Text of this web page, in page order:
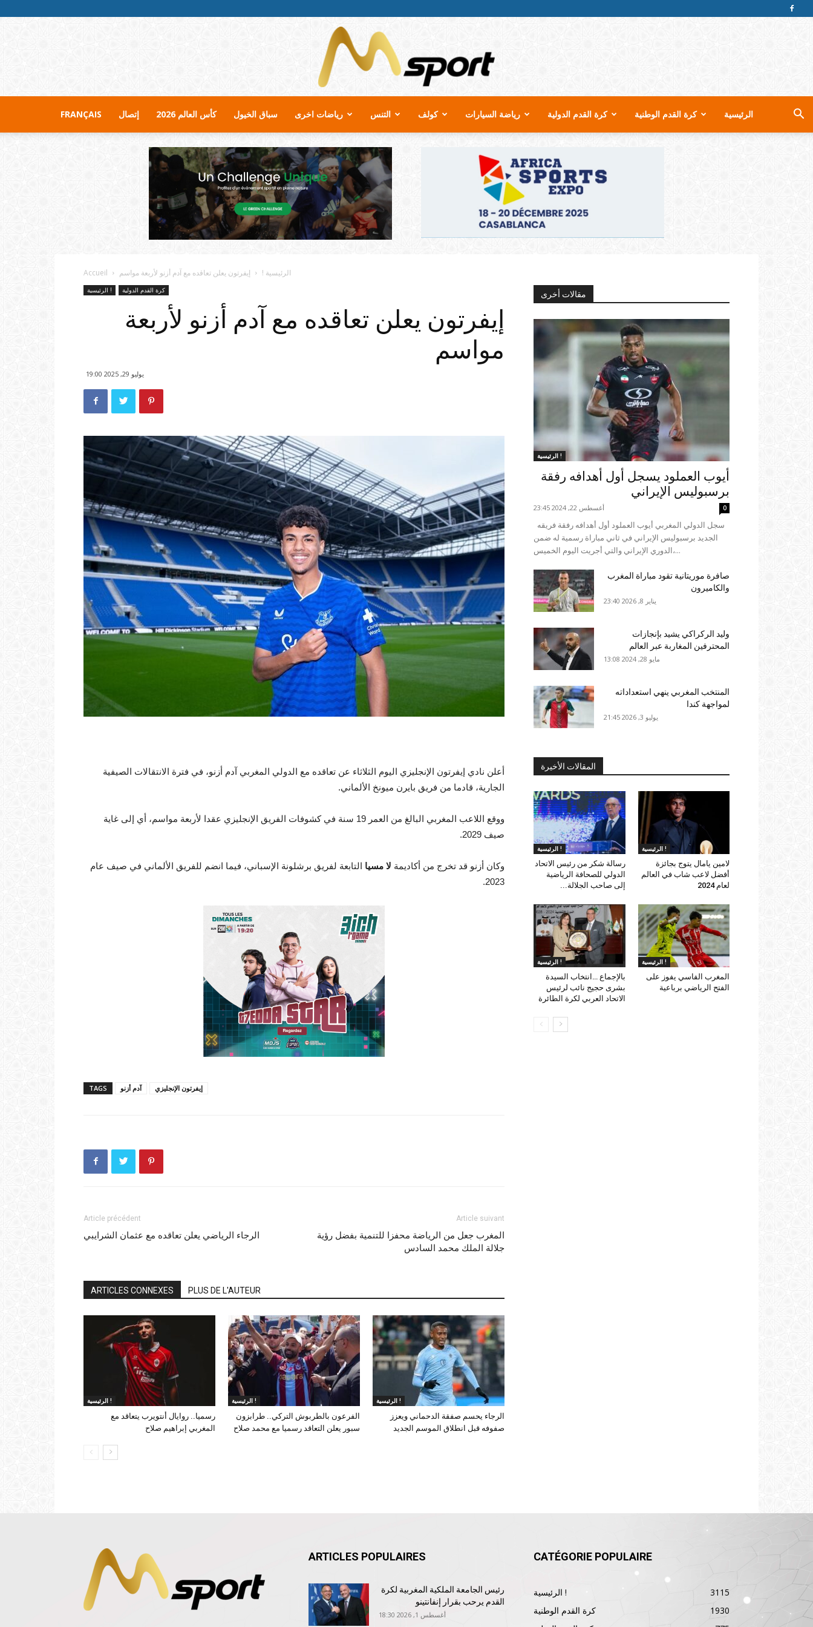
MSport.ma
FRANÇAIS إتصال كأس العالم 2026 سباق الخيول رياضات اخرى التنس كولف رياضة السيارات كرة القدم الدولية كرة القدم الوطنية الرئيسية
Accueil الرئيسية ! إيفرتون يعلن تعاقده مع آدم أزنو لأربعة مواسم
الرئيسية ! كرة القدم الدولية
إيفرتون يعلن تعاقده مع آدم أزنو لأربعة
مواسم
يوليو 29, 2025 19:00
أعلن نادي إيفرتون الإنجليزي اليوم الثلاثاء عن تعاقده مع الدولي المغربي آدم أزنو، في فترة الانتقالات الصيفية
الجارية، قادما من فريق بايرن ميونخ الألماني.
ووقع اللاعب المغربي البالغ من العمر 19 سنة في كشوفات الفريق الإنجليزي عقدا لأربعة مواسم، أي إلى غاية
صيف 2029.
وكان أزنو قد تخرج من أكاديمة لا مسيا التابعة لفريق برشلونة الإسباني، فيما انضم للفريق الألماني في صيف عام
2023.
TAGS آدم أزنو إيفرتون الإنجليزي
Article précédent
الرجاء الرياضي يعلن تعاقده مع عثمان الشرايبي
Article suivant
المغرب جعل من الرياضة محفزا للتنمية بفضل رؤية
جلالة الملك محمد السادس
ARTICLES CONNEXES PLUS DE L'AUTEUR
الرئيسية !
رسميا.. روايال أنتويرب يتعاقد مع
المغربي إبراهيم صلاح
الرئيسية !
الفرعون بالطربوش التركي.. طرابزون
سبور يعلن التعاقد رسميا مع محمد صلاح
الرئيسية !
الرجاء يحسم صفقة الدحماني ويعزز
صفوفه قبل انطلاق الموسم الجديد
مقالات أخرى
الرئيسية !
أيوب العملود يسجل أول أهدافه رفقة
برسبوليس الإيراني
أغسطس 22, 2024 23:45 0
الجديد برسبوليس الإيراني في ثاني مباراة رسمية له ضمن
الدوري الإيراني والتي أجريت اليوم الخميس،...
صافرة موريتانية تقود مباراة المغرب
والكاميرون
يناير 8, 2026 23:40
وليد الركراكي يشيد بإنجازات
المحترفين المغاربة عبر العالم
مايو 28, 2024 13:08
المنتخب المغربي ينهي استعداداته
لمواجهة كندا
يوليو 3, 2026 21:45
المقالات الأخيرة
الرئيسية !
رسالة شكر من رئيس الاتحاد
الدولي للصحافة الرياضية
إلى صاحب الجلالة...
الرئيسية !
لامين يامال يتوج بجائزة
أفضل لاعب شاب في العالم
لعام 2024
الرئيسية !
بالإجماع …انتخاب السيدة
بشرى حجيج نائب لرئيس
الاتحاد العربي لكرة الطائرة
الرئيسية !
المغرب الفاسي يفوز على
الفتح الرياضي برباعية
ARTICLES POPULAIRES
رئيس الجامعة الملكية المغربية لكرة
القدم يرحب بقرار إنفانتينو
أغسطس 1, 2026 18:30
CATÉGORIE POPULAIRE
الرئيسية !
3115
كرة القدم الوطنية
1930